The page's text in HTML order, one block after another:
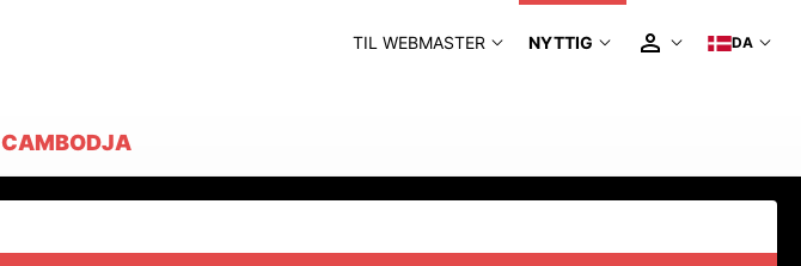
TIL WEBMASTER NYTTIG DA
CAMBODJA